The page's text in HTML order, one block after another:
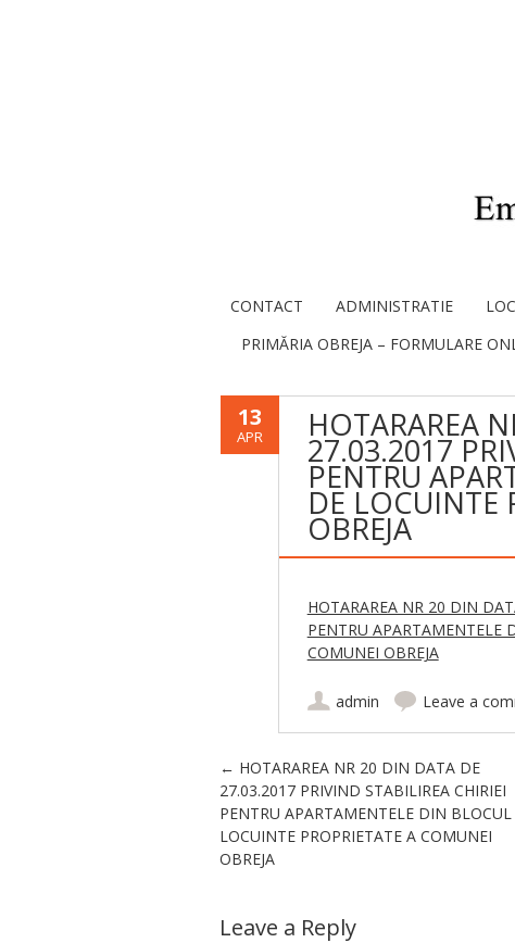
CONTACT ADMINISTRATIE
PRIMĂRIA OBREJA – FORMULARE
13
APR HOTARAREA
27.03.2017
PENTRU
DE LOCUINTE
OBREJA
HOTARAREA NR 20 DIN
PENTRU APARTAMENTELE
COMUNEI OBREJA
admin Leave a
Post navigation
← HOTARAREA NR 20 DIN DATA DE
27.03.2017 PRIVIND STABILIREA CHIRIEI
PENTRU APARTAMENTELE DIN
LOCUINTE PROPRIETATE A COMUNEI
OBREJA
Leave a Reply